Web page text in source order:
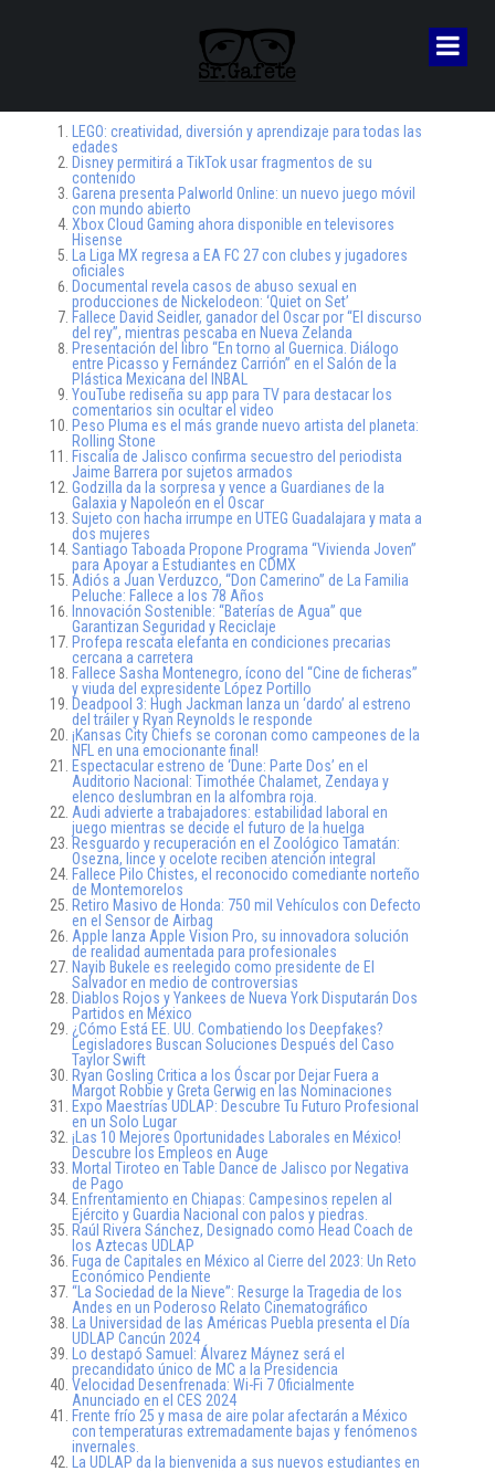
LEGO: creatividad, diversión y aprendizaje para todas las
edades
Disney permitirá a TikTok usar fragmentos de su
contenido
Garena presenta Palworld Online: un nuevo juego móvil
con mundo abierto
Xbox Cloud Gaming ahora disponible en televisores
Hisense
La Liga MX regresa a EA FC 27 con clubes y jugadores
oficiales
Documental revela casos de abuso sexual en
producciones de Nickelodeon: ‘Quiet on Set’
Fallece David Seidler, ganador del Oscar por “El discurso
del rey”, mientras pescaba en Nueva Zelanda
Presentación del libro “En torno al Guernica. Diálogo
entre Picasso y Fernández Carrión” en el Salón de la
Plástica Mexicana del INBAL
YouTube rediseña su app para TV para destacar los
comentarios sin ocultar el video
Peso Pluma es el más grande nuevo artista del planeta:
Rolling Stone
Fiscalía de Jalisco confirma secuestro del periodista
Jaime Barrera por sujetos armados
Godzilla da la sorpresa y vence a Guardianes de la
Galaxia y Napoleón en el Oscar
Sujeto con hacha irrumpe en UTEG Guadalajara y mata a
dos mujeres
Santiago Taboada Propone Programa “Vivienda Joven”
para Apoyar a Estudiantes en CDMX
Adiós a Juan Verduzco, “Don Camerino” de La Familia
Peluche: Fallece a los 78 Años
Innovación Sostenible: “Baterías de Agua” que
Garantizan Seguridad y Reciclaje
Profepa rescata elefanta en condiciones precarias
cercana a carretera
Fallece Sasha Montenegro, ícono del “Cine de ficheras”
y viuda del expresidente López Portillo
Deadpool 3: Hugh Jackman lanza un ‘dardo’ al estreno
del tráiler y Ryan Reynolds le responde
¡Kansas City Chiefs se coronan como campeones de la
NFL en una emocionante final!
Espectacular estreno de ‘Dune: Parte Dos’ en el
Auditorio Nacional: Timothée Chalamet, Zendaya y
elenco deslumbran en la alfombra roja.
Audi advierte a trabajadores: estabilidad laboral en
juego mientras se decide el futuro de la huelga
Resguardo y recuperación en el Zoológico Tamatán:
Osezna, lince y ocelote reciben atención integral
Fallece Pilo Chistes, el reconocido comediante norteño
de Montemorelos
Retiro Masivo de Honda: 750 mil Vehículos con Defecto
en el Sensor de Airbag
Apple lanza Apple Vision Pro, su innovadora solución
de realidad aumentada para profesionales
Nayib Bukele es reelegido como presidente de El
Salvador en medio de controversias
Diablos Rojos y Yankees de Nueva York Disputarán Dos
Partidos en México
¿Cómo Está EE. UU. Combatiendo los Deepfakes?
Legisladores Buscan Soluciones Después del Caso
Taylor Swift
Ryan Gosling Critica a los Óscar por Dejar Fuera a
Margot Robbie y Greta Gerwig en las Nominaciones
Expo Maestrías UDLAP: Descubre Tu Futuro Profesional
en un Solo Lugar
¡Las 10 Mejores Oportunidades Laborales en México!
Descubre los Empleos en Auge
Mortal Tiroteo en Table Dance de Jalisco por Negativa
de Pago
Enfrentamiento en Chiapas: Campesinos repelen al
Ejército y Guardia Nacional con palos y piedras.
Raúl Rivera Sánchez, Designado como Head Coach de
los Aztecas UDLAP
Fuga de Capitales en México al Cierre del 2023: Un Reto
Económico Pendiente
“La Sociedad de la Nieve”: Resurge la Tragedia de los
Andes en un Poderoso Relato Cinematográfico
La Universidad de las Américas Puebla presenta el Día
UDLAP Cancún 2024
Lo destapó Samuel: Álvarez Máynez será el
precandidato único de MC a la Presidencia
Velocidad Desenfrenada: Wi-Fi 7 Oficialmente
Anunciado en el CES 2024
Frente frío 25 y masa de aire polar afectarán a México
con temperaturas extremadamente bajas y fenómenos
invernales.
La UDLAP da la bienvenida a sus nuevos estudiantes en